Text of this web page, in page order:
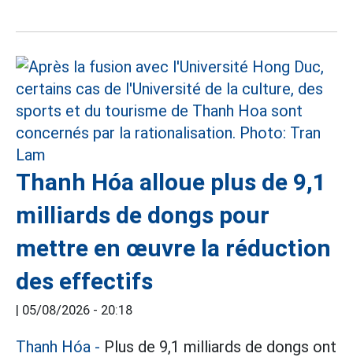
Thanh Hóa alloue plus de 9,1
milliards de dongs pour
mettre en œuvre la réduction
des effectifs
| 05/08/2026 - 20:18
Thanh Hóa - Plus de 9,1 milliards de dongs ont